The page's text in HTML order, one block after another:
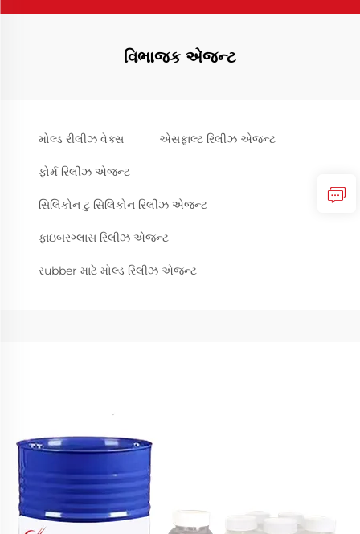
વિભાજક એજન્ટ
મોલ્ડ રીલીઝ વેક્સ એસફાલ્ટ રિલીઝ એજન્ટ
ફોર્મ રિલીઝ એજન્ટ
સિલિકોન ટુ સિલિકોન રિલીઝ એજન્ટ
ફાઇબરગ્લાસ રિલીઝ એજન્ટ
રubber માટે મોલ્ડ રિલીઝ એજન્ટ